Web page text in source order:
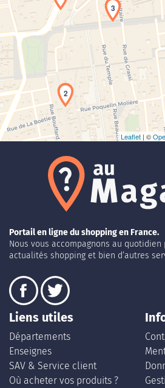
Chargement de la
2
3
Leaflet | ©
Portail en ligne du shopping en France.
Nous vous accompagnons au quotidien
actualités shopping et bien d’autres
Liens utiles
Départements
Enseignes
SAV & Service client
Où acheter vos produits ?